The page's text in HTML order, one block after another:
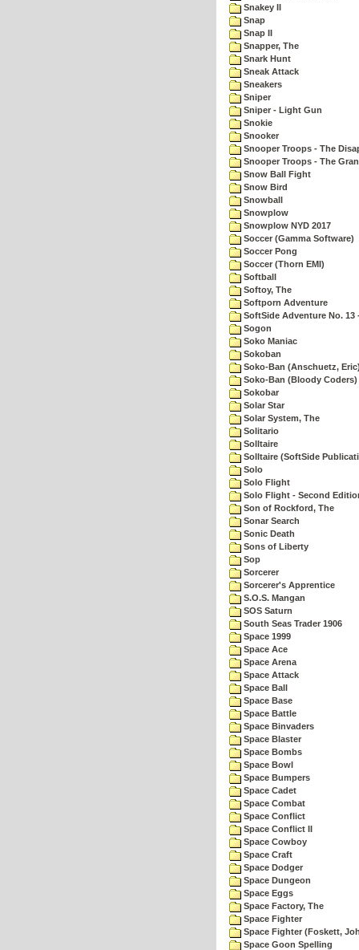
Snakey II
Snap
Snap II
Snapper, The
Snark Hunt
Sneak Attack
Sneakers
Sniper
Sniper - Light Gun
Snokie
Snooker
Snooper Troops - The
Snooper Troops - The
Snow Ball Fight
Snow Bird
Snowball
Snowplow
Snowplow NYD 2017
Soccer (Gamma Software)
Soccer Pong
Soccer (Thorn EMI)
Softball
Softoy, The
Softporn Adventure
SoftSide Adventure No. 13
Sogon
Soko Maniac
Sokoban
Soko-Ban (Anschuetz,
Soko-Ban (Bloody Coders)
Sokobar
Solar Star
Solar System, The
Solitario
Solltaire
Solltaire (SoftSide
Solo
Solo Flight
Solo Flight - Second
Son of Rockford, The
Sonar Search
Sonic Death
Sons of Liberty
Sop
Sorcerer
Sorcerer's Apprentice
S.O.S. Mangan
SOS Saturn
South Seas Trader 1906
Space 1999
Space Ace
Space Arena
Space Attack
Space Ball
Space Base
Space Battle
Space Binvaders
Space Blaster
Space Bombs
Space Bowl
Space Bumpers
Space Cadet
Space Combat
Space Conflict
Space Conflict II
Space Cowboy
Space Craft
Space Dodger
Space Dungeon
Space Eggs
Space Factory, The
Space Fighter
Space Fighter (Foskett,
Space Goon Spelling